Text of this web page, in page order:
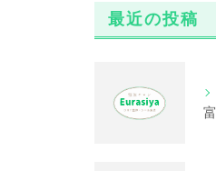
最近の投稿